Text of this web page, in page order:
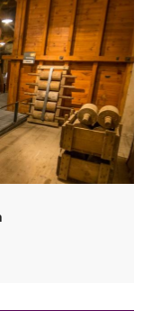
in
in farina, non
e i dettagli
come si